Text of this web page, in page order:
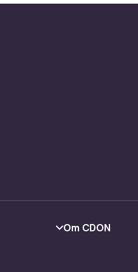
Om CDON